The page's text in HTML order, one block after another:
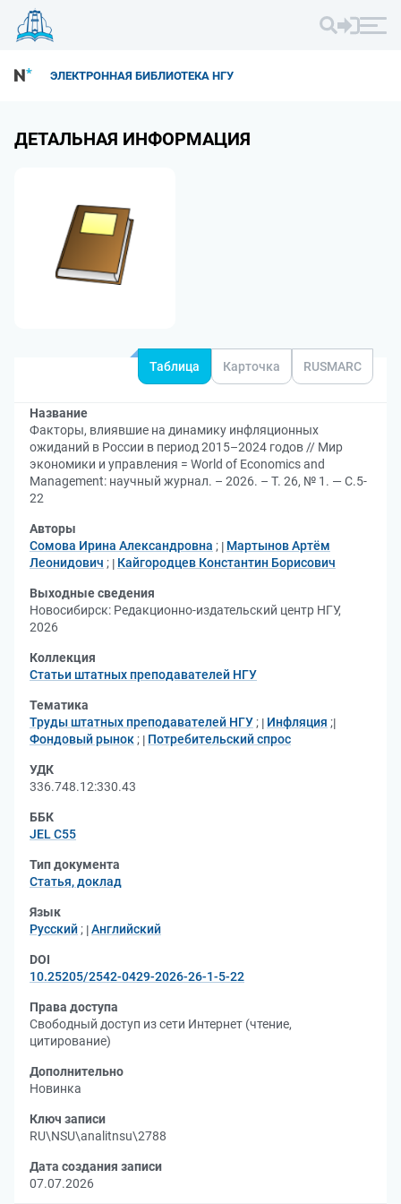
ЭЛЕКТРОННАЯ БИБЛИОТЕКА НГУ
ДЕТАЛЬНАЯ ИНФОРМАЦИЯ
Таблица Карточка RUSMARC
Название
Факторы, влиявшие на динамику инфляционных
ожиданий в России в период 2015–2024 годов // Мир
экономики и управления = World of Economics and
Management: научный журнал. – 2026. – Т. 26, № 1. — С.5-
22
Авторы
Сомова Ирина Александровна ;
Мартынов Артём
Леонидович ; Кайгородцев Константин Борисович
Выходные сведения
Новосибирск: Редакционно-издательский центр НГУ,
2026
Коллекция
Статьи штатных преподавателей НГУ
Тематика
Труды штатных преподавателей НГУ ; Инфляция ;
Фондовый рынок ; Потребительский спрос
УДК
336.748.12:330.43
ББК
JEL С55
Тип документа
Статья, доклад
Язык
Русский ; Английский
DOI
10.25205/2542-0429-2026-26-1-5-22
Права доступа
Свободный доступ из сети Интернет (чтение,
цитирование)
Дополнительно
Новинка
Ключ записи
RU\NSU\analitnsu\2788
Дата создания записи
07.07.2026